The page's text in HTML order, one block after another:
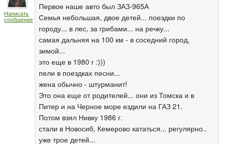
Написать
сообщение
Первое наше авто был ЗАЗ-965А
Семья небольшая, двое детей... поездки по
городу... в лес, за грибами... на речку...
самая дальняя на 100 км - в соседний город,
зимой...
это еще в 1980 г :)))
пели в поездках песни...
жена обычно - штурманит!
Это она еще от родителей... они из Томска и в
Питер и на Черное море ездили на ГАЗ 21.
Потом взял Нивку 1986 г.
стали в Новосиб, Кемерово кататься... регулярно..
уже трое детей...